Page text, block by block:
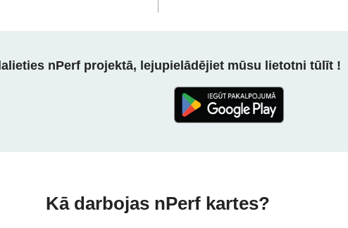
nPerf projektā, lejupielādējiet mūsu lietotni tūlīt !
Kā darbojas nPerf kartes?